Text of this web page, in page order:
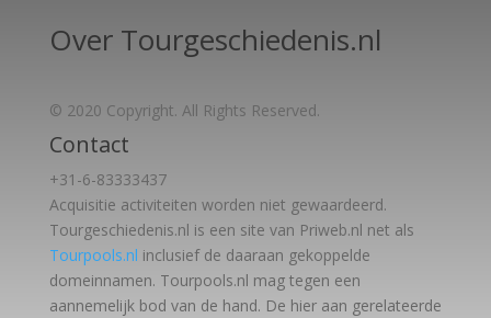
Over Tourgeschiedenis.nl
© 2020 Copyright. All Rights Reserved.
Contact
+31-6-83333437
Acquisitie activiteiten worden niet gewaardeerd.
Tourgeschiedenis.nl is een site van Priweb.nl net als
Tourpools.nl inclusief de daaraan gekoppelde
domeinnamen. Tourpools.nl mag tegen een
aannemelijk bod van de hand. De hier aan gerelateerde